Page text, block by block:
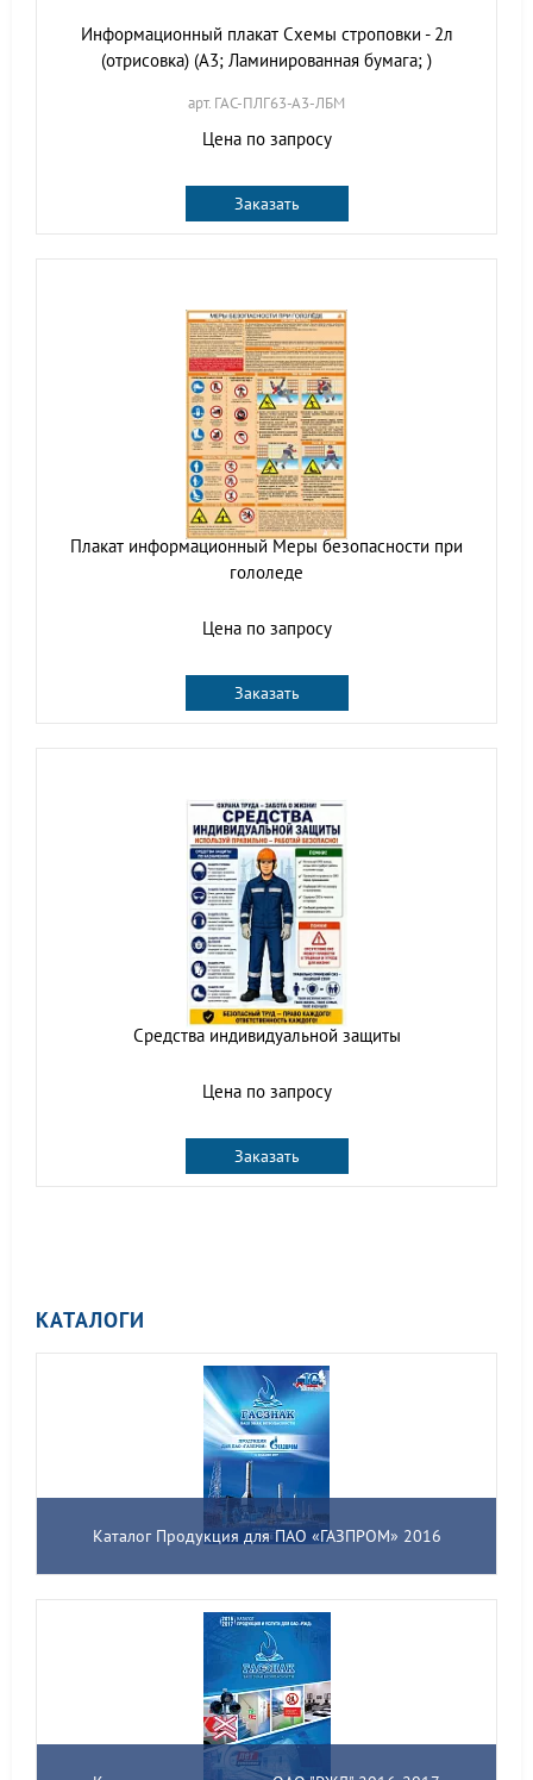
Информационный плакат Схемы строповки - 2л
(отрисовка) (А3; Ламинированная бумага; )
арт. ГАС-ПЛГ63-А3-ЛБМ
Цена по запросу
Заказать
Плакат информационный Меры безопасности при
гололеде
Цена по запросу
Заказать
Средства индивидуальной защиты
Цена по запросу
Заказать
КАТАЛОГИ
Каталог Продукция для ПАО «ГАЗПРОМ» 2016